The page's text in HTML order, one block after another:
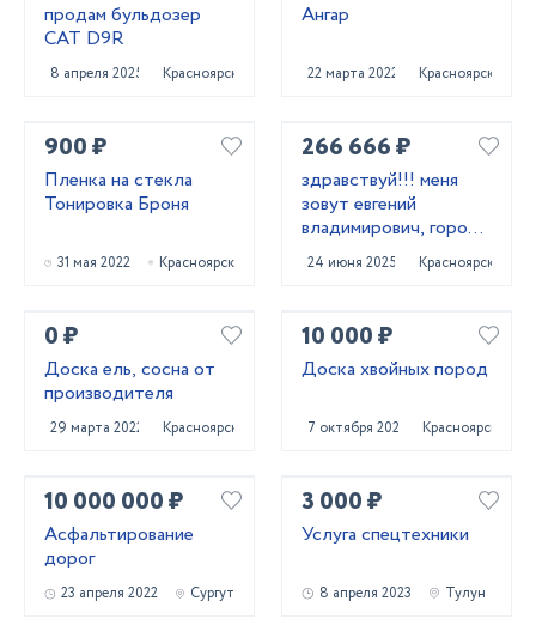
продам бульдозер
CAT D9R
8 апреля 2025 Красноярск
Ангар
22 марта 2022 Красноярск
900 ₽
Пленка на стекла
Тонировка Броня
31 мая 2022 Красноярск
266 666 ₽
здравствуй!!! меня
зовут евгений
владимирович, город
проживания
красноярск.
24 июня 2025 Красноярск
0 ₽
Доска ель, сосна от
производителя
29 марта 2022 Красноярск
10 000 ₽
Доска хвойных пород
7 октября 2022 Красноярск
10 000 000 ₽
Асфальтирование
дорог
23 апреля 2022 Сургут
3 000 ₽
Услуга спецтехники
8 апреля 2023 Тулун